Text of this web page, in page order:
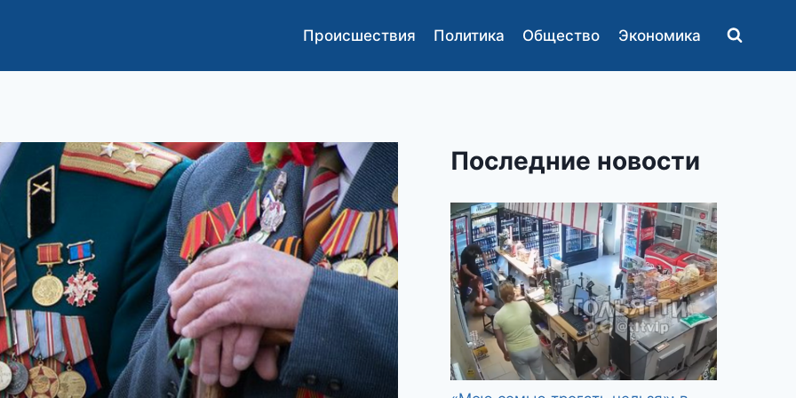
Происшествия Политика Общество Экономика
Последние новости